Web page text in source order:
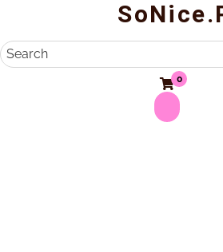
content
Search
0